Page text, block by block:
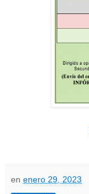
en enero 29, 2023